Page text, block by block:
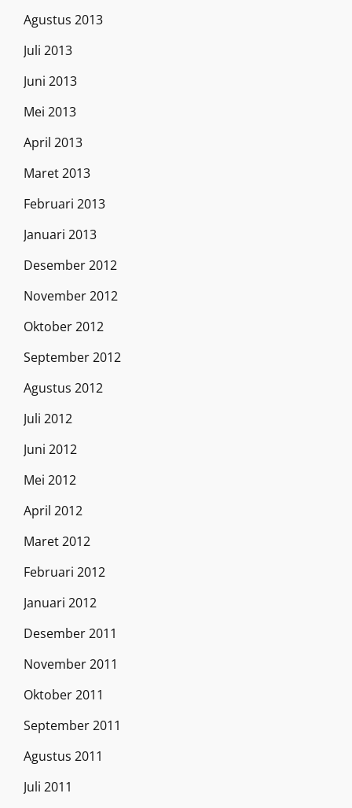
Agustus 2013
Juli 2013
Juni 2013
Mei 2013
April 2013
Maret 2013
Februari 2013
Januari 2013
Desember 2012
November 2012
Oktober 2012
September 2012
Agustus 2012
Juli 2012
Juni 2012
Mei 2012
April 2012
Maret 2012
Februari 2012
Januari 2012
Desember 2011
November 2011
Oktober 2011
September 2011
Agustus 2011
Juli 2011